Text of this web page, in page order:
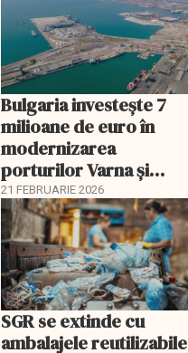
Bulgaria investește 7
milioane de euro în
modernizarea
porturilor Varna și
Burgas
21 FEBRUARIE 2026
SGR se extinde cu
ambalajele reutilizabile